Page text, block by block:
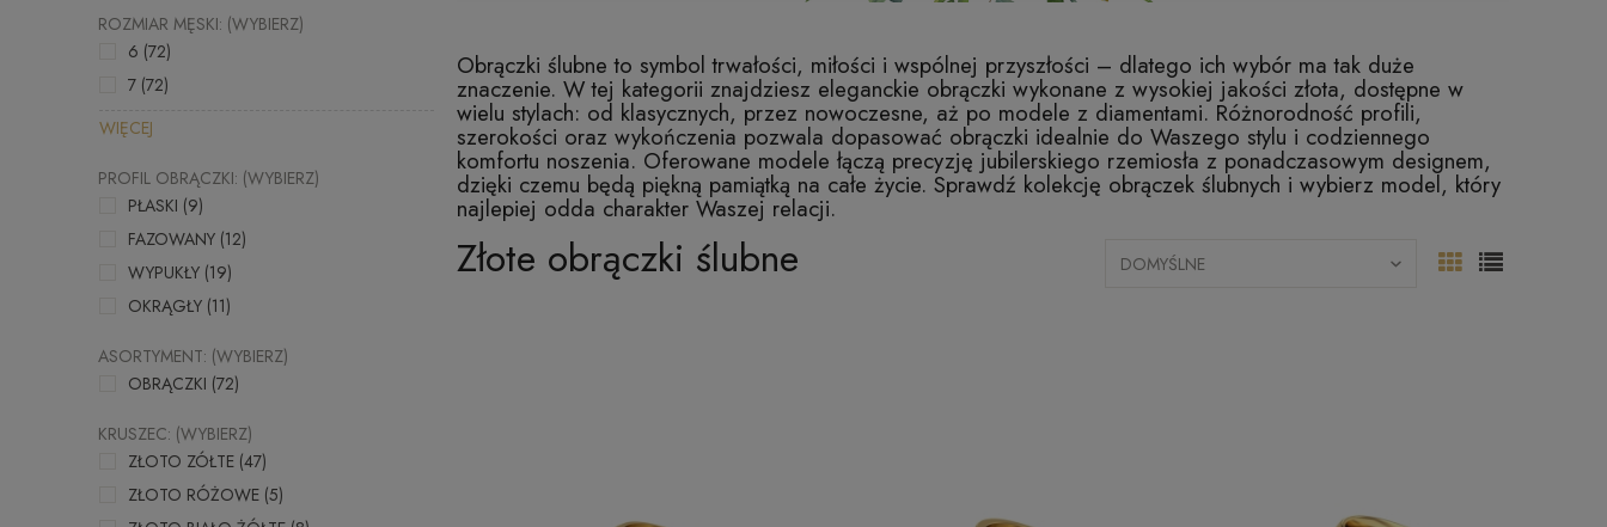
ROZMIAR MĘSKI: (WYBIERZ)
6 (72)
7 (72)
WIĘCEJ
PROFIL OBRĄCZKI: (WYBIERZ)
PŁASKI (9)
FAZOWANY (12)
WYPUKŁY (19)
OKRĄGŁY (11)
ASORTYMENT: (WYBIERZ)
OBRĄCZKI (72)
KRUSZEC: (WYBIERZ)
ZŁOTO ZÓŁTE (47)
ZŁOTO RÓŻOWE (5)
Obrączki ślubne to symbol trwałości, miłości i wspólnej przyszłości – dlatego ich wybór ma tak duże
znaczenie. W tej kategorii znajdziesz eleganckie obrączki wykonane z wysokiej jakości złota, dostępne w
wielu stylach: od klasycznych, przez nowoczesne, aż po modele z diamentami. Różnorodność profili,
szerokości oraz wykończenia pozwala dopasować obrączki idealnie do Waszego stylu i codziennego
komfortu noszenia. Oferowane modele łączą precyzję jubilerskiego rzemiosła z ponadczasowym designem,
dzięki czemu będą piękną pamiątką na całe życie. Sprawdź kolekcję obrączek ślubnych i wybierz model, który
najlepiej odda charakter Waszej relacji.
Złote obrączki ślubne